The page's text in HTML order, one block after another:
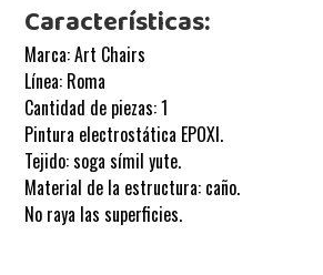
Características:
Marca: Art Chairs
Línea: Roma
Cantidad de piezas: 1
Pintura electrostática EPOXI.
Tejido: soga símil yute.
Material de la estructura: caño.
No raya las superficies.